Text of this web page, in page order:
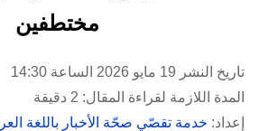
مختطفين
تاريخ النشر 19 مايو 2026 الساعة 14:30
المدة اللازمة لقراءة المقال: 2 دقيقة
إعداد: خدمة تقصّي صحّة الأخبار باللغة